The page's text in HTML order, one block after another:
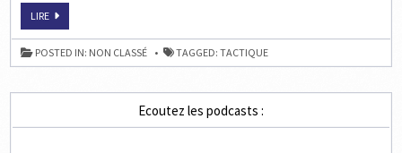
LIRETROUVEZ
ÉCHECS
ET
MAT
EN
3
POSTED IN: NON CLASSÉ TAGGED:TACTIQUE
Ecoutez les podcasts :